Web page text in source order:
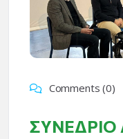
Comments (0)
ΣΥΝΈΔΡΙΟ